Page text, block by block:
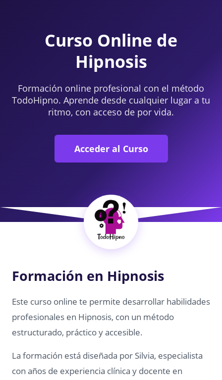
Curso Online de
Hipnosis
Formación online profesional con el método
TodoHipno. Aprende desde cualquier lugar a tu
ritmo, con acceso de por vida.
Acceder al Curso
Formación en Hipnosis
Este curso online te permite desarrollar habilidades
profesionales en Hipnosis, con un método
estructurado, práctico y accesible.
La formación está diseñada por Silvia, especialista
con años de experiencia clínica y docente en